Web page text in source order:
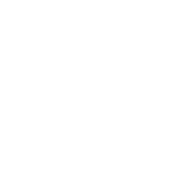
สวยตกแต่งพร้อมเข้าอยู่